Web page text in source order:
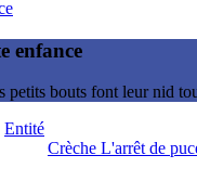
enfance
petits bouts font leur nid
Entité
Crèche L'arrêt de